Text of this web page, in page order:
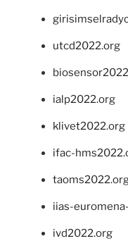
utcd2022.org
ialp2022.org
klivet2022.org
ifac-
iias-
ivd2022.org